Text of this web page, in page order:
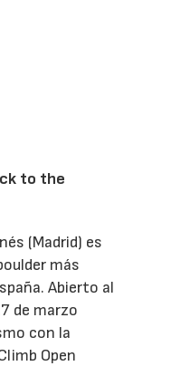
to the
(Madrid) es
más
Abierto al
de marzo
con la
Open